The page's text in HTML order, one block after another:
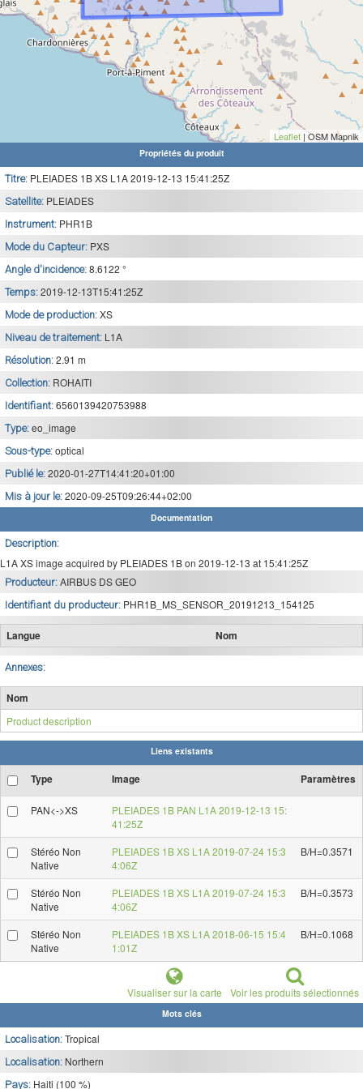
Leaflet | OSM Mapnik
Propriétés du produit
Titre: PLEIADES 1B XS L1A 2019-12-13 15:41:25Z
Satellite: PLEIADES
Instrument: PHR1B
Mode du Capteur: PXS
Angle d'incidence: 8.6122 °
Temps: 2019-12-13T15:41:25Z
Mode de production: XS
Niveau de traitement: L1A
Résolution: 2.91 m
Collection: ROHAITI
Identifiant: 6560139420753988
Type: eo_image
Sous-type: optical
Publié le: 2020-01-27T14:41:20+01:00
Mis à jour le: 2020-09-25T09:26:44+02:00
Documentation
Description:
L1A XS image acquired by PLEIADES 1B on 2019-12-13 at 15:41:25Z
Producteur: AIRBUS DS GEO
Identifiant du producteur: PHR1B_MS_SENSOR_20191213_154125
Langue Nom
Annexes:
Nom
Product description
Liens existants
Type Image Paramètres
PAN<->XS
PLEIADES 1B PAN L1A 2019-12-13 15:
41:25Z
Stéréo Non
Native
PLEIADES 1B XS L1A 2019-07-24 15:3
4:06Z
B/H=0.3571
Stéréo Non
Native
PLEIADES 1B XS L1A 2019-07-24 15:3
4:06Z
B/H=0.3573
Stéréo Non
Native
PLEIADES 1B XS L1A 2018-06-15 15:4
1:01Z
B/H=0.1068
Visualiser sur la carte Voir les produits sélectionnés
Mots clés
Localisation: Tropical
Localisation: Northern
Pays: Haiti (100 %)